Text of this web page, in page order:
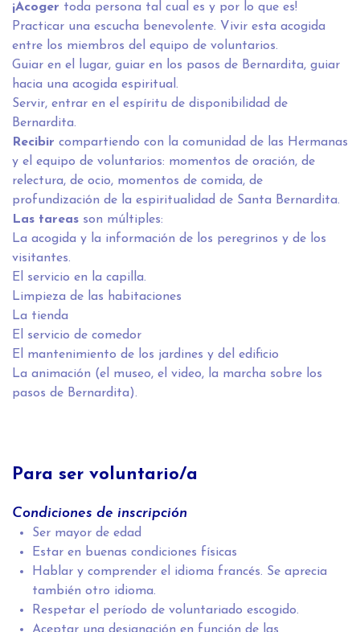
¡Acoger toda persona tal cual es y por lo que es!
Practicar una escucha benevolente. Vivir esta acogida
entre los miembros del equipo de voluntarios.
Guiar en el lugar, guiar en los pasos de Bernardita, guiar
hacia una acogida espiritual.
Servir, entrar en el espíritu de disponibilidad de
Bernardita.
Recibir compartiendo con la comunidad de las Hermanas
y el equipo de voluntarios: momentos de oración, de
relectura, de ocio, momentos de comida, de
profundización de la espiritualidad de Santa Bernardita.
Las tareas son múltiples:
La acogida y la información de los peregrinos y de los
visitantes.
El servicio en la capilla.
Limpieza de las habitaciones
La tienda
El servicio de comedor
El mantenimiento de los jardines y del edificio
La animación (el museo, el video, la marcha sobre los
pasos de Bernardita).
Para ser voluntario/a
Condiciones de inscripción
Ser mayor de edad
Estar en buenas condiciones físicas
Hablar y comprender el idioma francés. Se aprecia
también otro idioma.
Respetar el período de voluntariado escogido.